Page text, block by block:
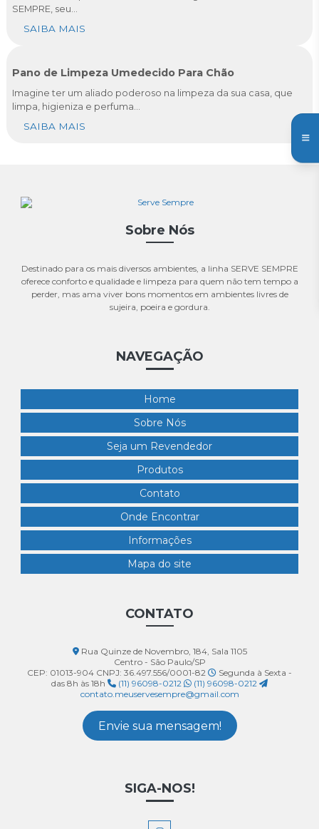
SEMPRE, seu...
SAIBA MAIS
Pano de Limpeza Umedecido Para Chão
Imagine ter um aliado poderoso na limpeza da sua casa, que
limpa, higieniza e perfuma...
SAIBA MAIS
Sobre Nós
Destinado para os mais diversos ambientes, a linha SERVE SEMPRE
oferece conforto e qualidade e limpeza para quem não tem tempo a
perder, mas ama viver bons momentos em ambientes livres de
sujeira, poeira e gordura.
NAVEGAÇÃO
Home
Sobre Nós
Seja um Revendedor
Produtos
Contato
Onde Encontrar
Informações
Mapa do site
CONTATO
Rua Quinze de Novembro, 184, Sala 1105
Centro - São Paulo/SP
CEP: 01013-904 CNPJ: 36.497.556/0001-82
Segunda à Sexta -
das 8h às 18h
(11) 96098-0212
(11) 96098-0212
contato.meuservesempre@gmail.com
Envie sua mensagem!
SIGA-NOS!